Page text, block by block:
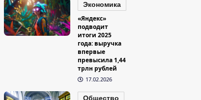
Экономика
«Яндекс»
подводит
итоги 2025
года: выручка
впервые
превысила 1,44
трлн рублей
17.02.2026
Общество